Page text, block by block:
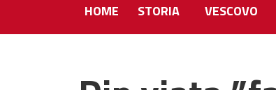
HOME STORIA VESCOVO